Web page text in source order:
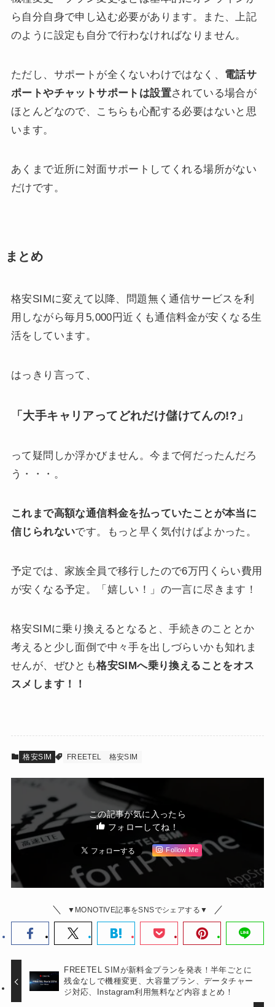
ら自分自身で申し込む必要があります。また、上記
のように設定も自分で行わなければなりません。
ただし、サポートが全くないわけではなく、 電話サ
ポートやチャットサポートは設置されている場合が
ほとんどなので、こちらも心配する必要はないと思
います。
あくまで近所に対面サポートしてくれる場所がない
だけです。
まとめ
格安SIMに変えて以降、問題無く通信サービスを利
用しながら毎月5,000円近くも通信料金が安くなる生
活をしています。
はっきり言って、
「大手キャリアってどれだけ儲けてんの!?」
って疑問しか浮かびません。今まで何だったんだろ
う・・・。
これまで高額な通信料金を払っていたことが本当に
信じられないです。もっと早く気付けばよかった。
予定では、家族全員で移行したので6万円くらい費用
が安くなる予定。「嬉しい！」の一言に尽きます！
格安SIMに乗り換えるとなると、手続きのこととか
考えると少し面倒で中々手を出しづらいかも知れま
せんが、ぜひとも格安SIMへ乗り換えることをオス
スメします！！
格安SIM FREETEL 格安SIM
この記事が気に入ったら
フォローしてね！
Follow Me
▼MONOTIVE記事をSNSでシェアする▼
FREETEL SIMが新料金プランを発表！半年ごとに
残金なしで機種変更、大容量プラン、データチャー
ジ対応、Instagram利用無料など内容まとめ！